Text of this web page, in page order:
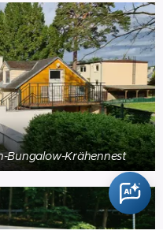
Bungalow-Krähennest